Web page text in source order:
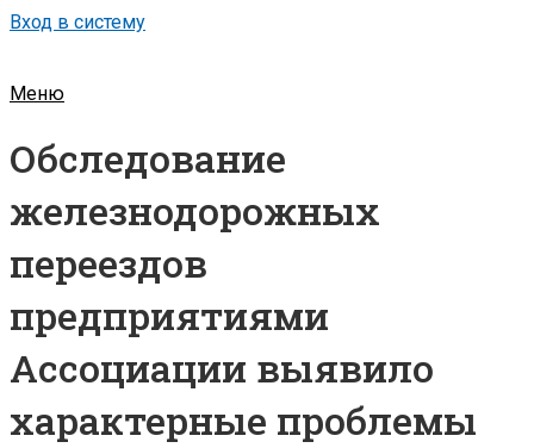
Вход в систему
Меню
Обследование
железнодорожных
переездов
предприятиями
Ассоциации выявило
характерные проблемы